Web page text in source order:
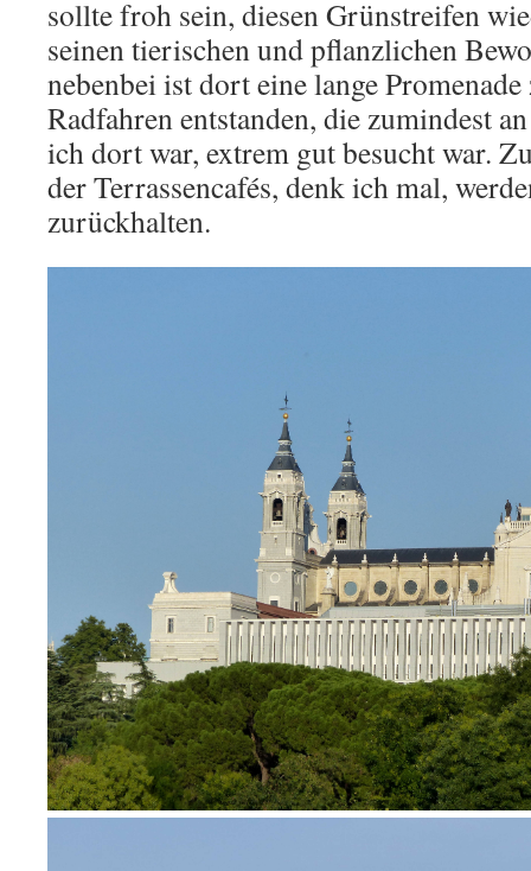
sollte froh sein, diesen Grünstreifen
seinen tierischen und pflanzlichen
nebenbei ist dort eine lange
Radfahren entstanden, die zumindest
ich dort war, extrem gut besucht war.
der Terrassencafés, denk ich mal,
zurückhalten.